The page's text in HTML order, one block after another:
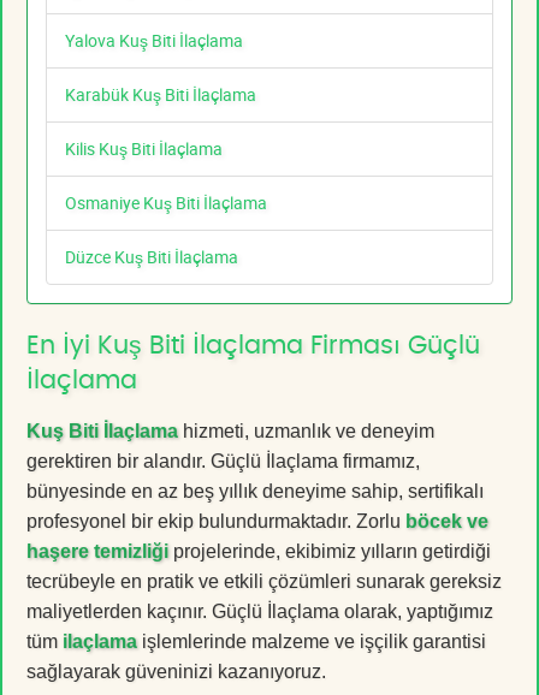
Yalova Kuş Biti İlaçlama
Karabük Kuş Biti İlaçlama
Kilis Kuş Biti İlaçlama
Osmaniye Kuş Biti İlaçlama
Düzce Kuş Biti İlaçlama
En İyi Kuş Biti İlaçlama Firması Güçlü
İlaçlama
Kuş Biti İlaçlamahizmeti, uzmanlık ve deneyim
gerektiren bir alandır. Güçlü İlaçlama firmamız,
bünyesinde en az beş yıllık deneyime sahip, sertifikalı
profesyonel bir ekip bulundurmaktadır. Zorlu böcek ve
haşere temizliği projelerinde, ekibimiz yılların getirdiği
tecrübeyle en pratik ve etkili çözümleri sunarak gereksiz
maliyetlerden kaçınır. Güçlü İlaçlama olarak, yaptığımız
tüm ilaçlamaişlemlerinde malzeme ve işçilik garantisi
sağlayarak güveninizi kazanıyoruz.